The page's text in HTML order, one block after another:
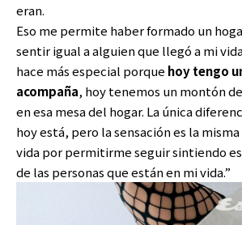
eran.
Eso me permite haber formado un
sentir igual a alguien que llegó a mi
hace más especial porque hoy tengo
acompaña, hoy tenemos un montón
en esa mesa del hogar. La única
hoy está, pero la sensación es la
vida por permitirme seguir sintiendo
de las personas que están en mi vida.”